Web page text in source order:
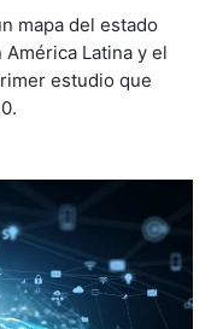
mapa del estado
Latina y el
estudio que